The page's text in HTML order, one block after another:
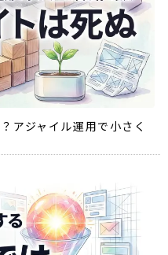
アジャイル運用で小さく